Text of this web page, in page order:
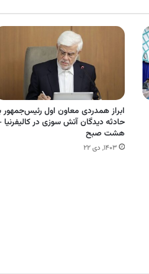
ابراز همدردی معاون اول رئیس‌جمهور
حادثه دیدگان آتش سوزی در کالیفرنیا
هشت صبح
۱۴۰۳, دی ۲۲